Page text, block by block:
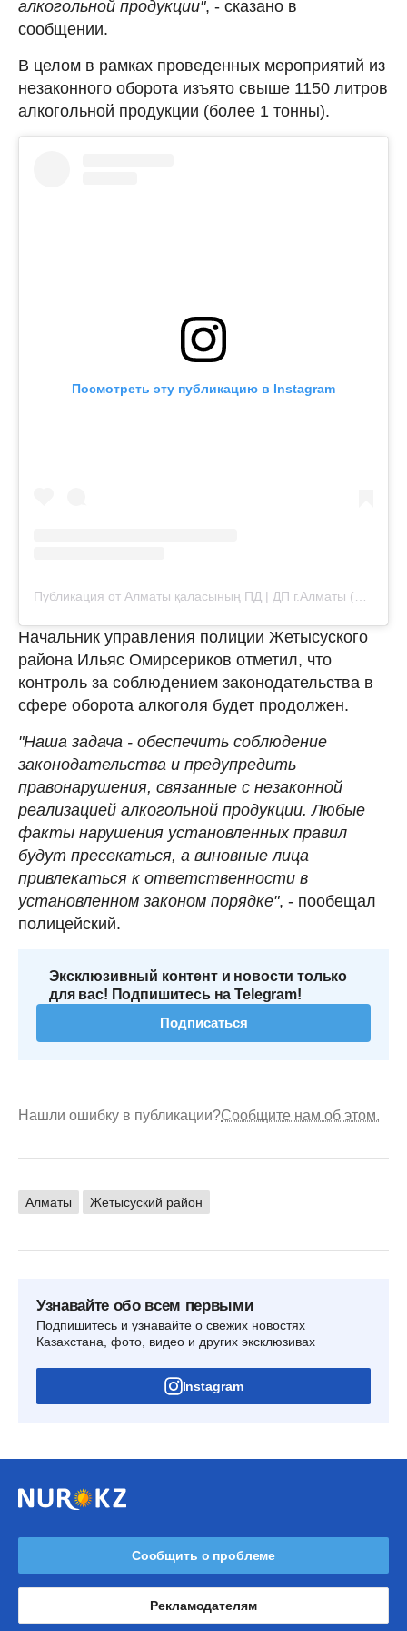
алкогольной продукции", - сказано в
сообщении.
В целом в рамках проведенных мероприятий из
незаконного оборота изъято свыше 1150 литров
алкогольной продукции (более 1 тонны).
Посмотреть эту публикацию в Instagram
Начальник управления полиции Жетысуского
района Ильяс Омирсериков отметил, что
контроль за соблюдением законодательства в
сфере оборота алкоголя будет продолжен.
"Наша задача - обеспечить соблюдение
законодательства и предупредить
правонарушения, связанные с незаконной
реализацией алкогольной продукции. Любые
факты нарушения установленных правил
будут пресекаться, а виновные лица
привлекаться к ответственности в
установленном законом порядке", - пообещал
полицейский.
Эксклюзивный контент и новости только
для вас! Подпишитесь на Telegram!
Подписаться
Нашли ошибку в публикации?Сообщите нам об этом.
Алматы Жетысуский район
Узнавайте обо всем первыми
Подпишитесь и узнавайте о свежих новостях
Казахстана, фото, видео и других эксклюзивах
Instagram
Сообщить о проблеме
Рекламодателям